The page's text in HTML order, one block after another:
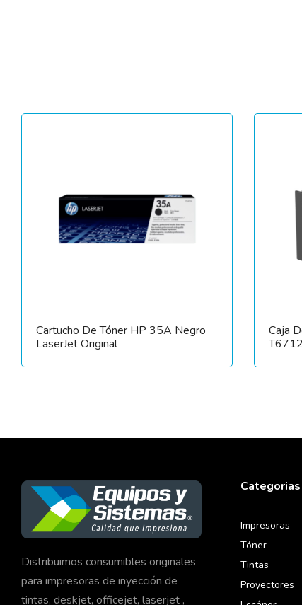
Cartucho De Tóner HP 35A Negro
LaserJet Original
Caja
Distribuimos consumibles originales
para impresoras de inyección de
tintas, deskjet, officejet, laserjet ,
Categorias
Impresoras
Tóner
Tintas
Proyectores